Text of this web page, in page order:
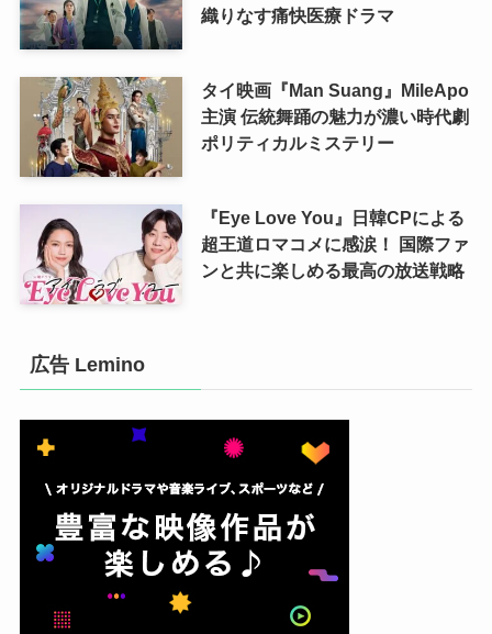
織りなす痛快医療ドラマ
タイ映画『Man Suang』MileApo
主演 伝統舞踊の魅力が濃い時代劇
ポリティカルミステリー
『Eye Love You』日韓CPによる
超王道ロマコメに感涙！ 国際ファ
ンと共に楽しめる最高の放送戦略
広告 Lemino